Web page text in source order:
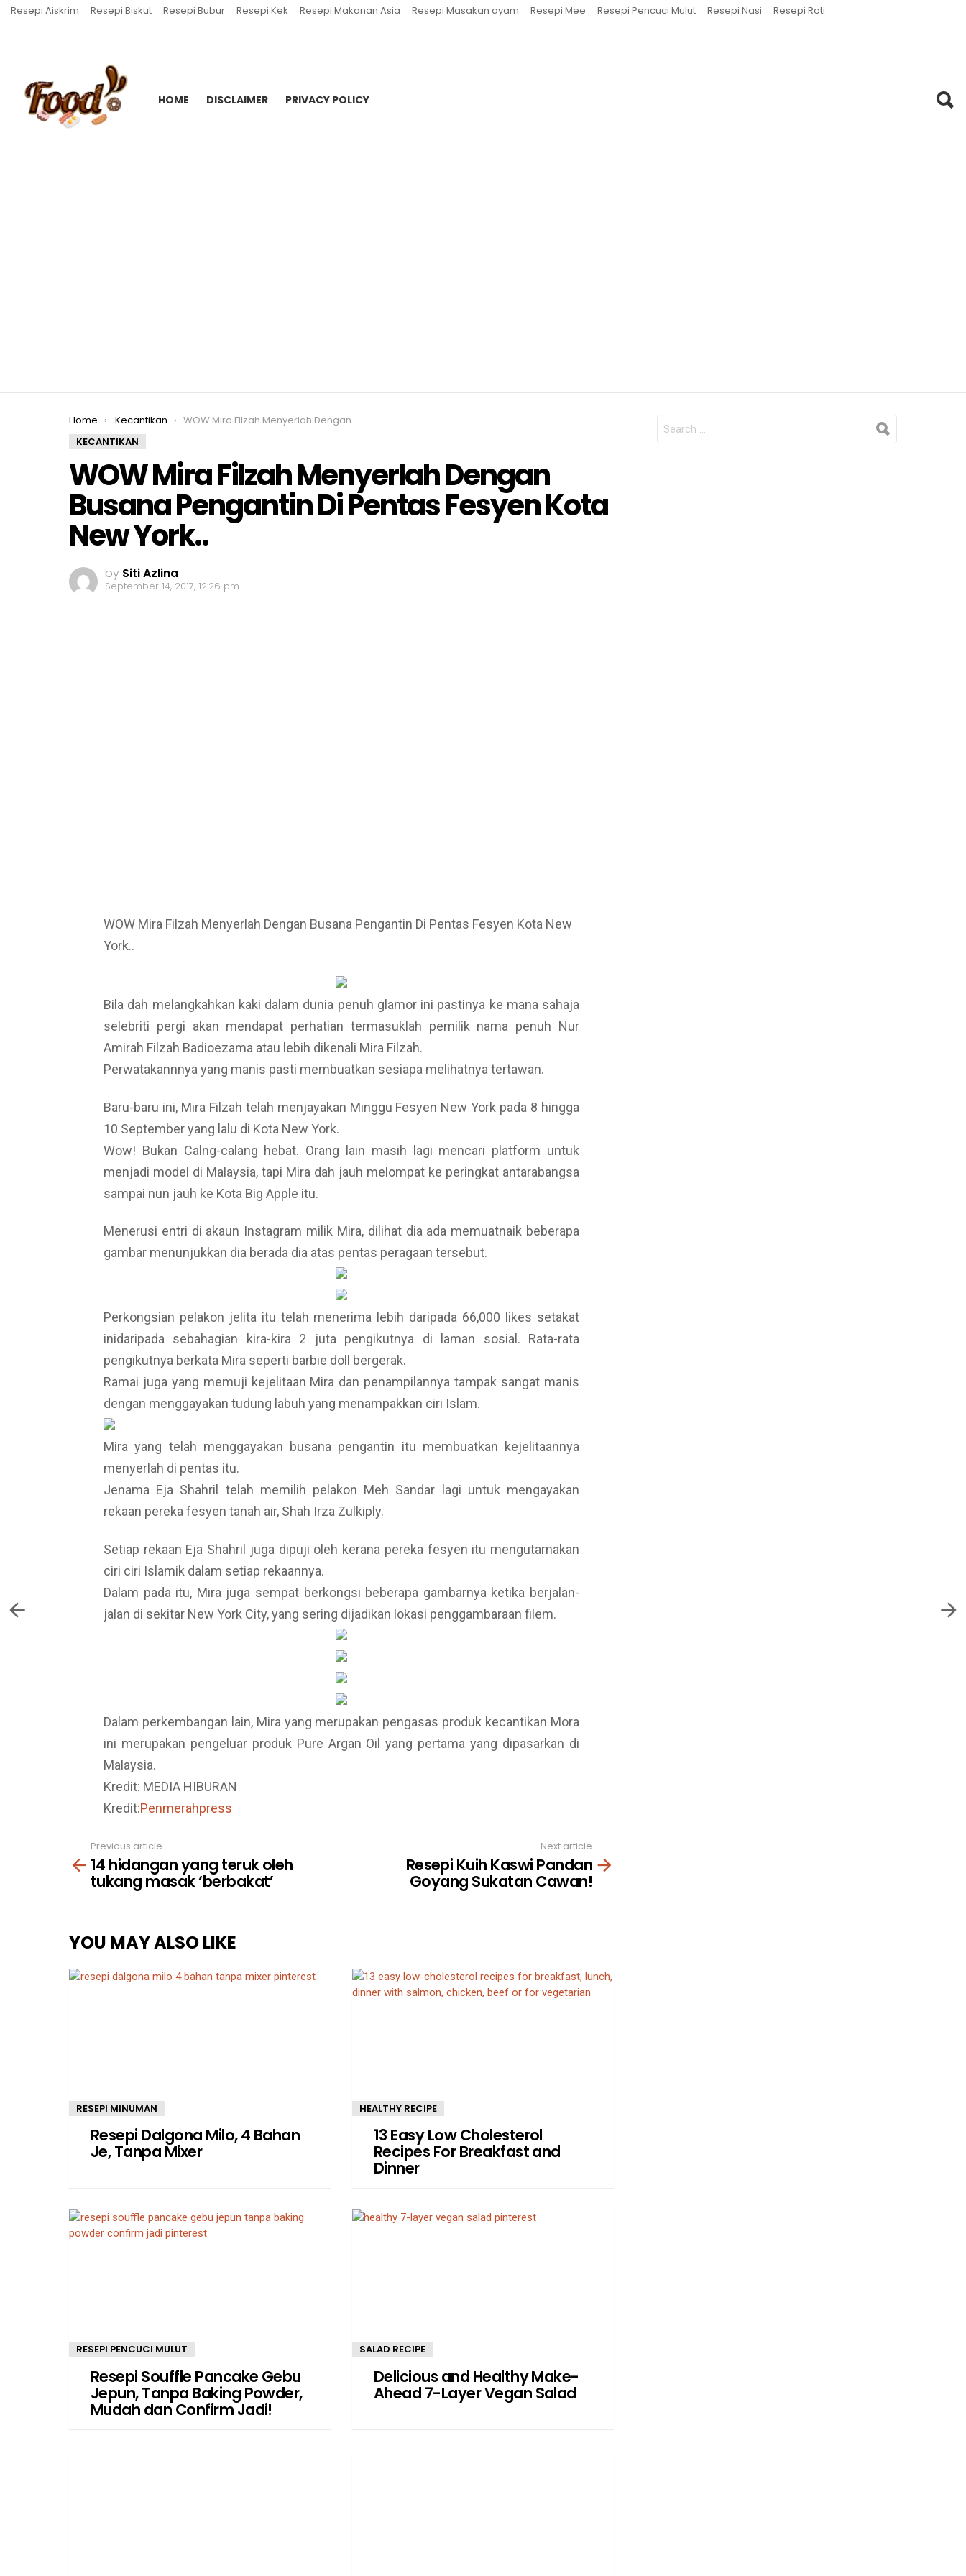
Resepi Aiskrim Resepi Biskut Resepi Bubur Resepi Kek Resepi Makanan Asia Resepi Masakan ayam Resepi Mee Resepi Pencuci Mulut Resepi Nasi Resepi Roti
HOME DISCLAIMER PRIVACY POLICY
You are here:
Home Kecantikan
WOW Mira Filzah Menyerlah Dengan Busana Pengantin Di Pentas Fesyen Kota New York..
KECANTIKAN
WOW Mira Filzah Menyerlah Dengan
Busana Pengantin Di Pentas Fesyen Kota
New York..
by Siti Azlina
September 14, 2017, 12:26 pm
WOW Mira Filzah Menyerlah Dengan Busana Pengantin Di Pentas Fesyen Kota New
York..
Bila dah melangkahkan kaki dalam dunia penuh glamor ini pastinya ke mana sahaja
selebriti pergi akan mendapat perhatian termasuklah pemilik nama penuh Nur
Amirah Filzah Badioezama atau lebih dikenali Mira Filzah.
Perwatakannnya yang manis pasti membuatkan sesiapa melihatnya tertawan.
Baru-baru ini, Mira Filzah telah menjayakan Minggu Fesyen New York pada 8 hingga
10 September yang lalu di Kota New York.
Wow! Bukan Calng-calang hebat. Orang lain masih lagi mencari platform untuk
menjadi model di Malaysia, tapi Mira dah jauh melompat ke peringkat antarabangsa
sampai nun jauh ke Kota Big Apple itu.
Menerusi entri di akaun Instagram milik Mira, dilihat dia ada memuatnaik beberapa
gambar menunjukkan dia berada dia atas pentas peragaan tersebut.
Perkongsian pelakon jelita itu telah menerima lebih daripada 66,000 likes setakat
inidaripada sebahagian kira-kira 2 juta pengikutnya di laman sosial. Rata-rata
pengikutnya berkata Mira seperti barbie doll bergerak.
Ramai juga yang memuji kejelitaan Mira dan penampilannya tampak sangat manis
dengan menggayakan tudung labuh yang menampakkan ciri Islam.
Mira yang telah menggayakan busana pengantin itu membuatkan kejelitaannya
menyerlah di pentas itu.
Jenama Eja Shahril telah memilih pelakon Meh Sandar lagi untuk mengayakan
rekaan pereka fesyen tanah air, Shah Irza Zulkiply.
Setiap rekaan Eja Shahril juga dipuji oleh kerana pereka fesyen itu mengutamakan
ciri ciri Islamik dalam setiap rekaannya.
Dalam pada itu, Mira juga sempat berkongsi beberapa gambarnya ketika berjalan-
jalan di sekitar New York City, yang sering dijadikan lokasi penggambaraan filem.
Dalam perkembangan lain, Mira yang merupakan pengasas produk kecantikan Mora
ini merupakan pengeluar produk Pure Argan Oil yang pertama yang dipasarkan di
Malaysia.
Kredit: MEDIA HIBURAN
Kredit:Penmerahpress
more
Previous article
14 hidangan yang teruk oleh
tukang masak ‘berbakat’
Next article
Resepi Kuih Kaswi Pandan
Goyang Sukatan Cawan!
YOU MAY ALSO LIKE
RESEPI MINUMAN
Resepi Dalgona Milo, 4 Bahan
Je, Tanpa Mixer
HEALTHY RECIPE
13 Easy Low Cholesterol
Recipes For Breakfast and
Dinner
RESEPI PENCUCI MULUT
Resepi Souffle Pancake Gebu
Jepun, Tanpa Baking Powder,
Mudah dan Confirm Jadi!
SALAD RECIPE
Delicious and Healthy Make-
Ahead 7-Layer Vegan Salad
FOR: